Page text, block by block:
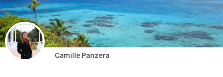
Camille Panzera